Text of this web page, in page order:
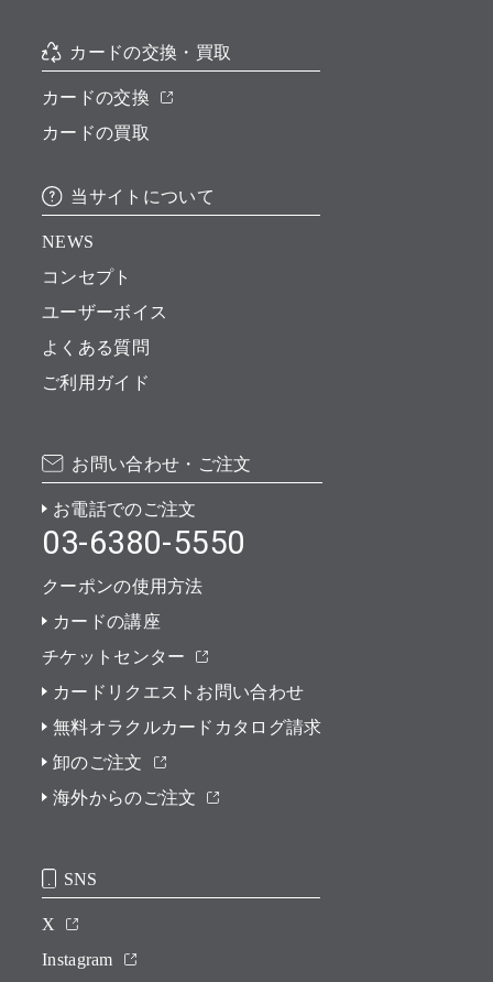
カードの交換・買取
カードの交換
カードの買取
当サイトについて
NEWS
コンセプト
ユーザーボイス
よくある質問
ご利用ガイド
お問い合わせ・ご注文
お電話でのご注文
03-6380-5550
クーポンの使用方法
カードの講座
チケットセンター
カードリクエストお問い合わせ
無料オラクルカードカタログ請求
卸のご注文
海外からのご注文
SNS
X
Instagram